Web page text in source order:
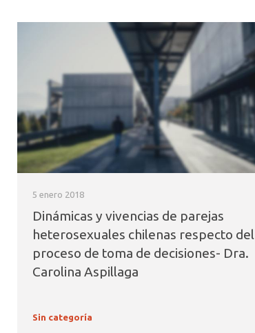
5 enero 2018
Dinámicas y vivencias de parejas
heterosexuales chilenas respecto del
proceso de toma de decisiones- Dra.
Carolina Aspillaga
Sin categoría